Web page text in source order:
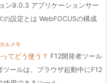
ン9.0.3 アプリケーションサー
の設定とは WebFOCUSの構成
ルメモ
てどう使う？ F12開発者ツール
ツールは、ブラウザ起動中にF12